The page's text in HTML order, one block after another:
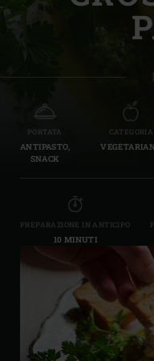
PORTATA
ANTIPASTO,
SNACK
CATEGORIA
PREPARAZIONE IN ANTICIPO
10 MINUTI